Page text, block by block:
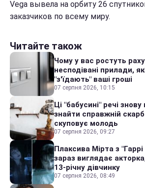
Vega вывела на орбиту 26
заказчиков по всему миру.
Читайте також
Чому у вас ростуть
несподівані прилади,
"з'їдають" ваші гроші
07 серпня 2026, 10:15
Ці "бабусині" речі
знайти справжній скарб
скуповує молодь
07 серпня 2026, 09:27
Плаксива Мірта з
зараз виглядає
13-річну дівчинку
07 серпня 2026, 08:49